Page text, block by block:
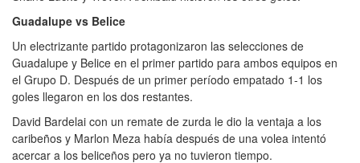
Guadalupe vs Belice
Un electrizante partido protagonizaron las selecciones de
Guadalupe y Belice en el primer partido para ambos equipos en
el Grupo D. Después de un primer período empatado 1-1 los
goles llegaron en los dos restantes.
David Bardelai con un remate de zurda le dio la ventaja a los
caribeños y Marlon Meza había después de una volea intentó
acercar a los beliceños pero ya no tuvieron tiempo.